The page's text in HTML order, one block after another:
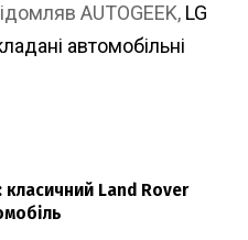
AUTOGEEK, LG
автомобільні
Land Rover